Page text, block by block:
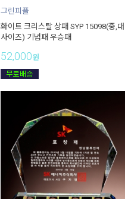
그린피플
화이트 크리스탈 상패 SYP 15098(중,대
사이즈) 기념패 우승패
52,000원